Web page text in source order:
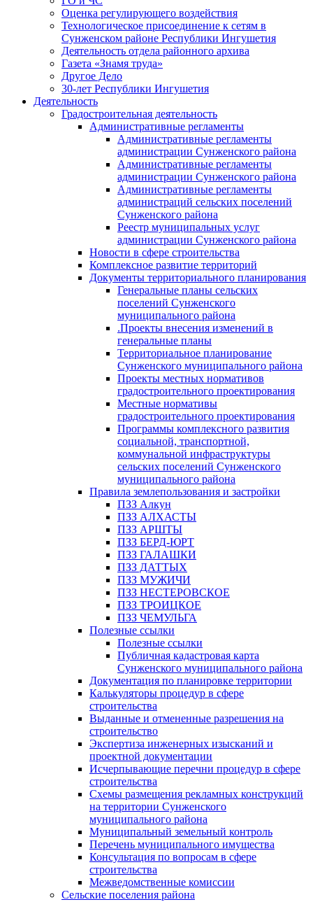
Оценка регулирующего воздействия
Технологическое присоединение к сетям в
Сунженском районе Республики Ингушетия
Деятельность отдела районного архива
Газета «Знамя труда»
Другое Дело
30-лет Республики Ингушетия
Деятельность
Градостроительная деятельность
Административные регламенты
Административные регламенты
администрации Сунженского района
Административные регламенты
администрации Сунженского района
Административные регламенты
администраций сельских поселений
Сунженского района
Реестр муниципальных услуг
администрации Сунженского района
Новости в сфере строительства
Комплексное развитие территорий
Документы территориального планирования
Генеральные планы сельских
поселений Сунженского
муниципального района
.Проекты внесения изменений в
генеральные планы
Территориальное планирование
Сунженского муниципального района
Проекты местных нормативов
градостроительного проектирования
Местные нормативы
градостроительного проектирования
Программы комплексного развития
социальной, транспортной,
коммунальной инфраструктуры
сельских поселений Сунженского
муниципального района
Правила землепользования и застройки
ПЗЗ Алкун
ПЗЗ АЛХАСТЫ
ПЗЗ АРШТЫ
ПЗЗ БЕРД-ЮРТ
ПЗЗ ГАЛАШКИ
ПЗЗ ДАТТЫХ
ПЗЗ МУЖИЧИ
ПЗЗ НЕСТЕРОВСКОЕ
ПЗЗ ТРОИЦКОЕ
ПЗЗ ЧЕМУЛЬГА
Полезные ссылки
Полезные ссылки
Публичная кадастровая карта
Сунженского муниципального района
Документация по планировке территории
Калькуляторы процедур в сфере
строительства
Выданные и отмененные разрешения на
строительство
Экспертиза инженерных изысканий и
проектной документации
Исчерпывающие перечни процедур в сфере
строительства
Схемы размещения рекламных конструкций
на территории Сунженского
муниципального района
Муниципальный земельный контроль
Перечень муниципального имущества
Консультация по вопросам в сфере
строительства
Межведомственные комиссии
Сельские поселения района